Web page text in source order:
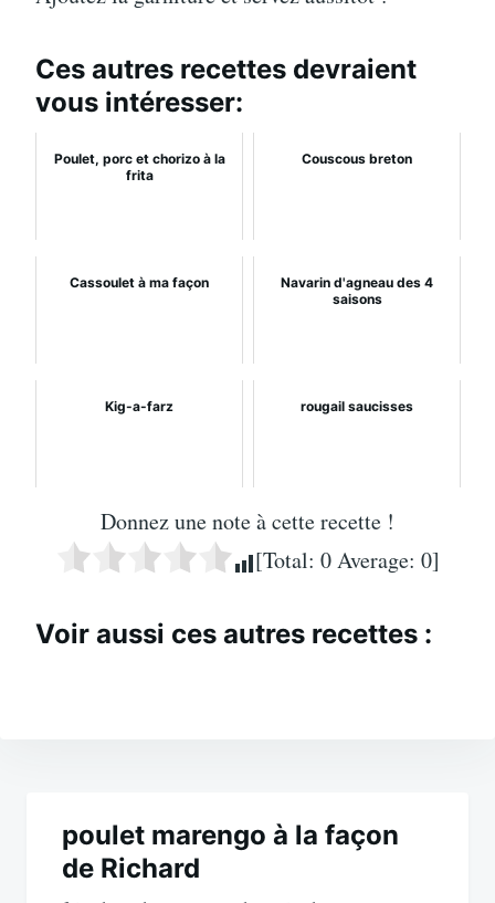
Ces autres recettes devraient
vous intéresser:
Poulet, porc et chorizo à la
frita
Couscous breton
Cassoulet à ma façon
Navarin d'agneau des 4
saisons
Kig-a-farz rougail saucisses
Donnez une note à cette recette !
[Total: 0Average: 0]
Voir aussi ces autres recettes :
l’article
poulet marengo à la façon
de Richard